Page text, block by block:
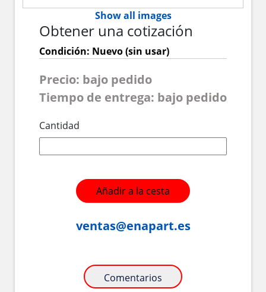
Show all images
Obtener una cotización
Condición: Nuevo (sin usar)
Precio: bajo pedido
Tiempo de entrega: bajo pedido
Cantidad
Añadir a la cesta
ventas@enapart.es
Comentarios